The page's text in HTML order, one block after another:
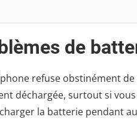
de
refuse obstinément
déchargée, surtout si vous
la batterie pendant